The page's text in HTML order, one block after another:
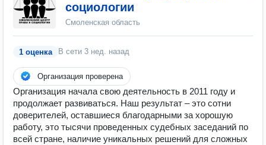
социологии
Смоленская область
1 оценка В сети 3 нед. назад
Организация проверена
Организация начала свою деятельность в 2011 году и
продолжает развиваться. Наш результат – это сотни
доверителей, оставшиеся благодарными за хорошую
работу, это тысячи проведенных судебных заседаний по
всей стране, наличие уникальных решений для сложных